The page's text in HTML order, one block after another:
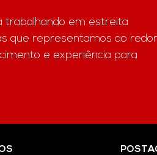
trabalhando em estreita
que representamos ao redor
e experiência para